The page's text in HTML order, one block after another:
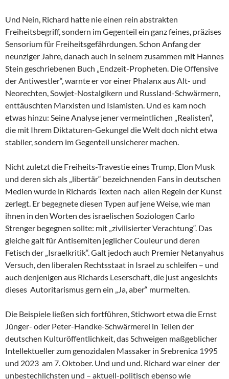
Und Nein, Richard hatte nie einen rein abstrakten
Freiheitsbegriff, sondern im Gegenteil ein ganz feines, präzises
Sensorium für Freiheitsgefährdungen. Schon Anfang der
neunziger Jahre, danach auch in seinem zusammen mit Hannes
Stein geschriebenen Buch „Endzeit-Propheten. Die Offensive
der Antiwestler“, warnte er vor einer Phalanx aus Alt- und
Neorechten, Sowjet-Nostalgikern und Russland-Schwärmern,
enttäuschten Marxisten und Islamisten. Und es kam noch
etwas hinzu: Seine Analyse jener vermeintlichen „Realisten“,
die mit Ihrem Diktaturen-Gekungel die Welt doch nicht etwa
stabiler, sondern im Gegenteil unsicherer machen.
Nicht zuletzt die Freiheits-Travestie eines Trump, Elon Musk
und deren sich als „libertär“ bezeichnenden Fans in deutschen
Medien wurde in Richards Texten nach allen Regeln der Kunst
zerlegt. Er begegnete diesen Typen auf jene Weise, wie man
ihnen in den Worten des israelischen Soziologen Carlo
Strenger begegnen sollte: mit „zivilisierter Verachtung“. Das
gleiche galt für Antisemiten jeglicher Couleur und deren
Fetisch der „Israelkritik“. Galt jedoch auch Premier Netanyahus
Versuch, den liberalen Rechtsstaat in Israel zu schleifen – und
auch denjenigen aus Richards Leserschaft, die just angesichts
dieses Autoritarismus gern ein „Ja, aber“ murmelten.
Die Beispiele ließen sich fortführen, Stichwort etwa die Ernst
Jünger- oder Peter-Handke-Schwärmerei in Teilen der
deutschen Kulturöffentlichkeit, das Schweigen maßgeblicher
Intellektueller zum genozidalen Massaker in Srebrenica 1995
und 2023 am 7. Oktober. Und und und. Richard war einer der
unbestechlichsten und – aktuell-politisch ebenso wie